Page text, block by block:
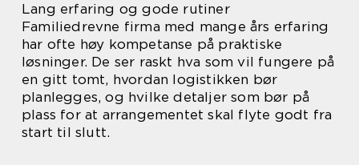
Lang erfaring og gode rutiner
Familiedrevne firma med mange års erfaring
har ofte høy kompetanse på praktiske
løsninger. De ser raskt hva som vil fungere på
en gitt tomt, hvordan logistikken bør
planlegges, og hvilke detaljer som bør på
plass for at arrangementet skal flyte godt fra
start til slutt.